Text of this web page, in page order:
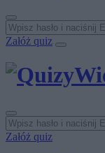
Załóż quiz
Załóż quiz